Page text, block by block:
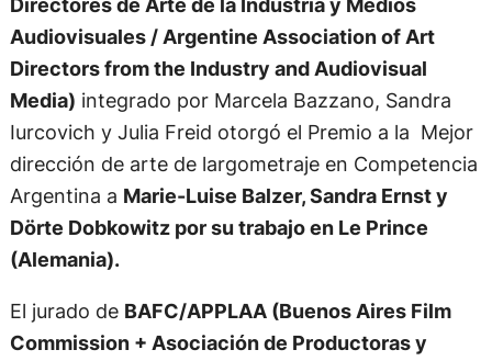
Audiovisuales / Argentine Association of Art
Directors from the Industry and Audiovisual
Media) integrado por Marcela Bazzano, Sandra
Iurcovich y Julia Freid otorgó el Premio a la Mejor
dirección de arte de largometraje en Competencia
Argentina a Marie-Luise Balzer, Sandra Ernst y
Dörte Dobkowitz por su trabajo en Le Prince
(Alemania).
El jurado de BAFC/APPLAA (Buenos Aires Film
Commission + Asociación de Productoras y